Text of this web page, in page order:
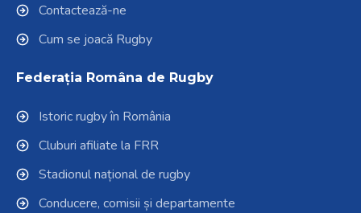
Contactează-ne
Cum se joacă Rugby
Federația Româna de Rugby
Istoric rugby în România
Cluburi afiliate la FRR
Stadionul național de rugby
Conducere, comisii și departamente